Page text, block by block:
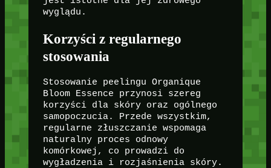
wyglądu.
Korzyści z regularnego
stosowania
Stosowanie peelingu Organique
Bloom Essence przynosi szereg
korzyści dla skóry oraz ogólnego
samopoczucia. Przede wszystkim,
regularne złuszczanie wspomaga
naturalny proces odnowy
komórkowej, co prowadzi do
wygładzenia i rozjaśnienia skóry.